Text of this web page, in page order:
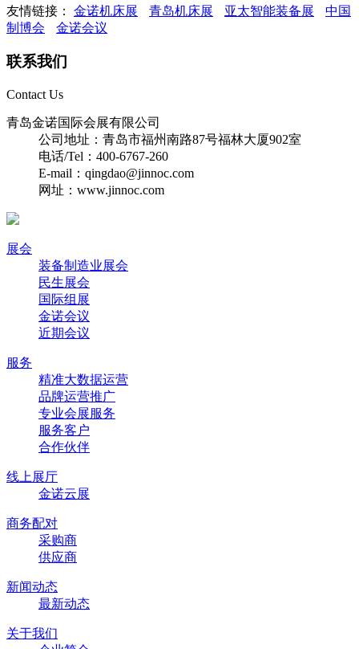
友情链接： 金诺机床展 青岛机床展 亚太智能装备展
中国
制博会
金诺会议
联系我们
Contact Us
青岛金诺国际会展有限公司
公司地址：青岛市福州南路87号福林大厦902室
电话/Tel：400-6767-260
E-mail：qingdao@jinnoc.com
网址：www.jinnoc.com
展会
装备制造业展会
民生展会
国际组展
金诺会议
近期会议
服务
精准大数据运营
品牌运营推广
专业会展服务
服务客户
合作伙伴
线上展厅
金诺云展
商务配对
采购商
供应商
新闻动态
最新动态
关于我们